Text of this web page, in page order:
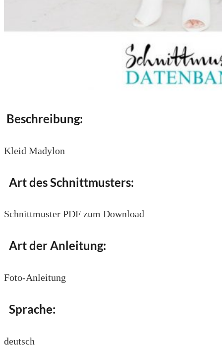
Beschreibung:
Kleid Madylon
Art des Schnittmusters:
Schnittmuster PDF zum Download
Art der Anleitung:
Foto-Anleitung
Sprache:
deutsch